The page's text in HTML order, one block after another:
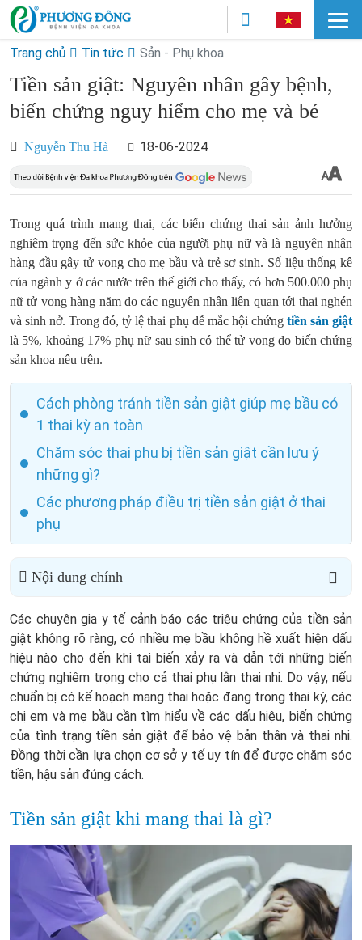
Trang chủ Tin tức Sản - Phụ khoa
Tiền sản giật: Nguyên nhân gây bệnh,
biến chứng nguy hiểm cho mẹ và bé
Nguyễn Thu Hà 18-06-2024
Trong quá trình mang thai, các biến chứng thai sản ảnh hưởng
nghiêm trọng đến sức khỏe của người phụ nữ và là nguyên nhân
hàng đầu gây tử vong cho mẹ bầu và trẻ sơ sinh. Số liệu thống kê
của ngành y ở các nước trên thế giới cho thấy, có hơn 500.000 phụ
nữ tử vong hàng năm do các nguyên nhân liên quan tới thai nghén
và sinh nở. Trong đó, tỷ lệ thai phụ dễ mắc hội chứng tiền sản giật
là 5%, khoảng 17% phụ nữ sau sinh có thể tử vong do biến chứng
sản khoa nêu trên.
Cách phòng tránh tiền sản giật giúp mẹ bầu có
1 thai kỳ an toàn
Chăm sóc thai phụ bị tiền sản giật cần lưu ý
những gì?
Các phương pháp điều trị tiền sản giật ở thai
phụ
Nội dung chính
Các chuyên gia y tế cảnh báo các triệu chứng của tiền sản
giật không rõ ràng, có nhiều mẹ bầu không hề xuất hiện dấu
hiệu nào cho đến khi tai biến xảy ra và dẫn tới những biến
chứng nghiêm trọng cho cả thai phụ lẫn thai nhi. Do vậy, nếu
chuẩn bị có kế hoạch mang thai hoặc đang trong thai kỳ, các
chị em và mẹ bầu cần tìm hiểu về các dấu hiệu, biến chứng
của tình trạng tiền sản giật để bảo vệ bản thân và thai nhi.
Đồng thời cần lựa chọn cơ sở y tế uy tín để được chăm sóc
tiền, hậu sản đúng cách.
Tiền sản giật khi mang thai là gì?